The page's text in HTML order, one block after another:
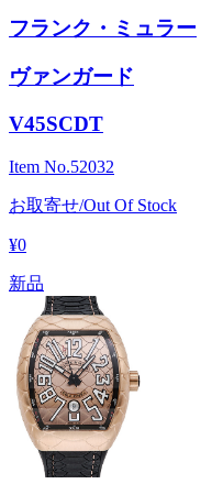
フランク・ミュラー
ヴァンガード
V45SCDT
Item No.52032
お取寄せ/Out Of Stock
¥0
新品